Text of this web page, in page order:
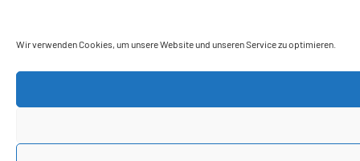
Wir verwenden Cookies, um unsere Website und unseren Service zu optimieren.